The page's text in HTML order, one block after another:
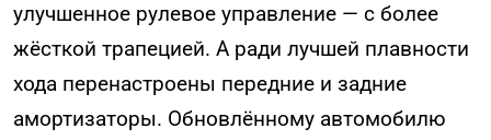
улучшенное рулевое управление — с более
жёсткой трапецией. А ради лучшей плавности
хода перенастроены передние и задние
амортизаторы. Обновлённому автомобилю